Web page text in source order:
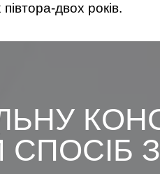
двох років.